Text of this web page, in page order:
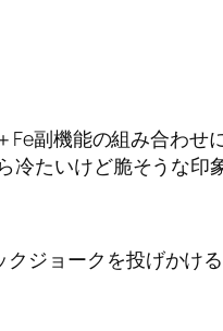
Fe副機能の組み合わ
冷たいけど脆そうな
ジョークを投げかけ